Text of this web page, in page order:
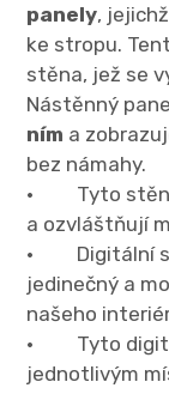
panely,
ke stropu.
stěna, jež se
Nástěnný
ním a
bez námahy.
· Tyto stěny
a ozvláštňují
· Digitální
jedinečný a
našeho
· Tyto
jednotlivým